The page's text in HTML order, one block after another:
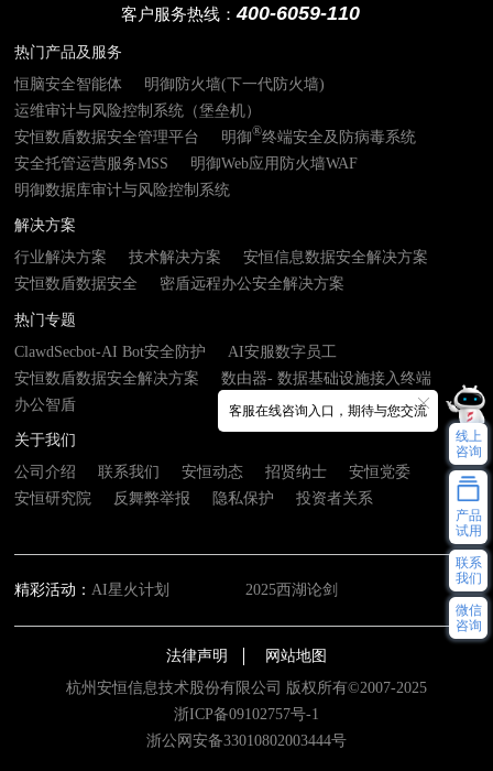
客户服务热线：400-6059-110
热门产品及服务
恒脑安全智能体
明御防火墙(下一代防火墙)
运维审计与风险控制系统（堡垒机）
安恒数盾数据安全管理平台
明御®终端安全及防病毒系统
安全托管运营服务MSS
明御Web应用防火墙WAF
明御数据库审计与风险控制系统
解决方案
行业解决方案
技术解决方案
安恒信息数据安全解决方案
安恒数盾数据安全
密盾远程办公安全解决方案
热门专题
ClawdSecbot-AI Bot安全防护
AI安服数字员工
安恒数盾数据安全解决方案
数由器- 数据基础设施接入终端
办公智盾
关于我们
公司介绍
联系我们 安恒动态 招贤纳士
安恒党委
安恒研究院
反舞弊举报 隐私保护 投资者关系
精彩活动：AI星火计划 2025西湖论剑
法律声明
网站地图
杭州安恒信息技术股份有限公司 版权所有©2007-2025
浙ICP备09102757号-1
浙公网安备33010802003444号
客服在线咨询入口，期待与您交流
线上
咨询
产品
试用
联系
我们
微信
咨询